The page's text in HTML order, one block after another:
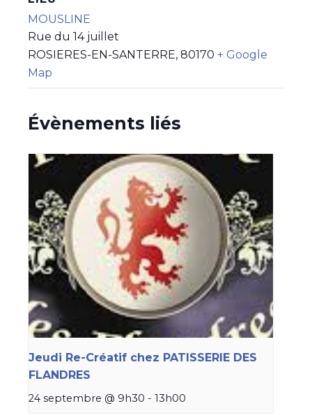
MOUSLINE
Rue du 14 juillet
ROSIERES-EN-SANTERRE, 80170 + Google
Map
Évènements liés
Jeudi Re-Créatif chez PATISSERIE DES
FLANDRES
24 septembre @ 9h30 - 13h00